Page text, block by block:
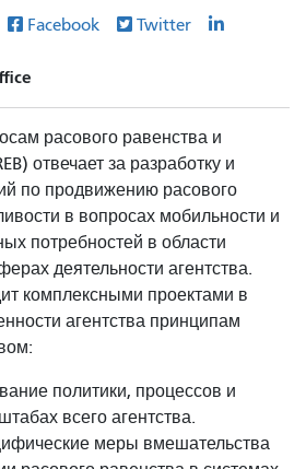
Facebook
Twitter
расового равенства и
отвечает за разработку и
по продвижению расового
в вопросах мобильности и
потребностей в области
деятельности агентства.
комплексными проектами в
агентства принципам
политики, процессов и
всего агентства.
меры вмешательства